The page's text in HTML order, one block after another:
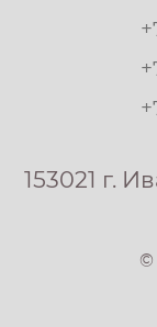
153021 г.
©